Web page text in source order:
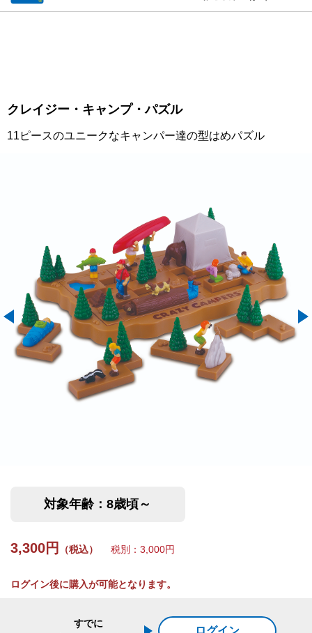
クレイジー・キャンプ・パズル
11ピースのユニークなキャンパー達の型はめパズル
対象年齢：8歳頃～
3,300円 （税込） 税別：3,000円
ログイン後に購入が可能となります。
すでに
ログイン